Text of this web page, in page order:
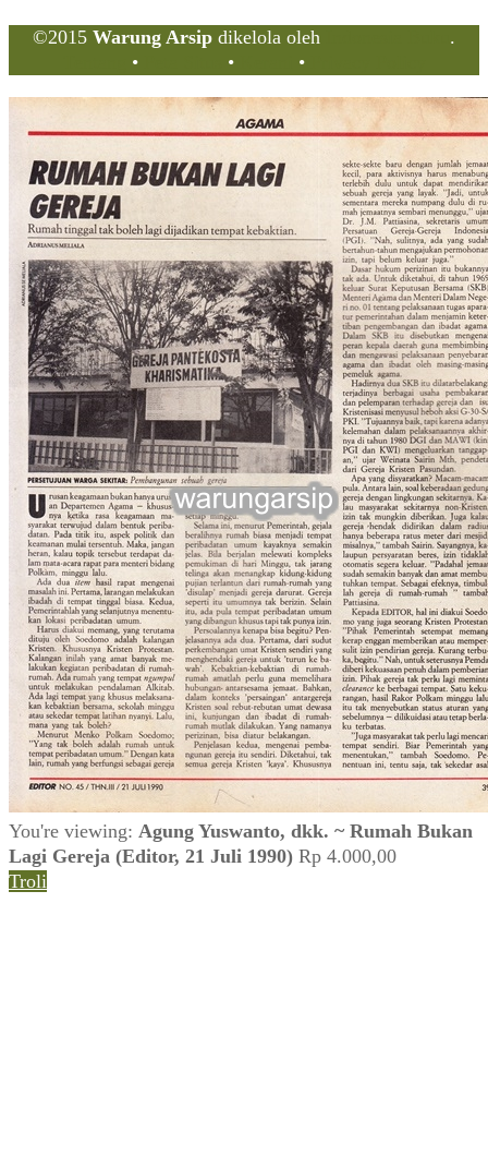
©2015 Warung Arsip dikelola oleh
.
• • •
You're viewing: Agung Yuswanto, dkk. ~ Rumah Bukan
Lagi Gereja (Editor, 21 Juli 1990) Rp 4.000,00
Troli